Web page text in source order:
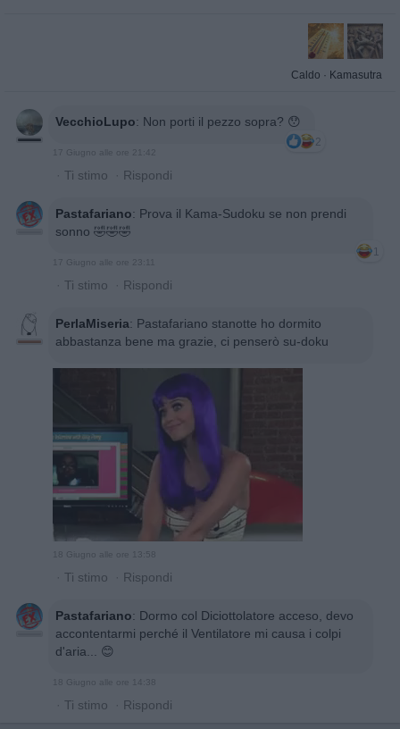
Caldo · Kamasutra
VecchioLupo: Non porti il pezzo sopra? 😯
2
17 Giugno alle ore 21:42
· Ti stimo · Rispondi
Pastafariano: Prova il Kama-Sudoku se non prendi
sonno 🤣🤣🤣
1
17 Giugno alle ore 23:11
· Ti stimo · Rispondi
PerlaMiseria: Pastafariano stanotte ho dormito
abbastanza bene ma grazie, ci penserò su-doku
18 Giugno alle ore 13:58
· Ti stimo · Rispondi
Pastafariano: Dormo col Diciottolatore acceso, devo
accontentarmi perché il Ventilatore mi causa i colpi
d'aria... 😊
18 Giugno alle ore 14:38
· Ti stimo · Rispondi